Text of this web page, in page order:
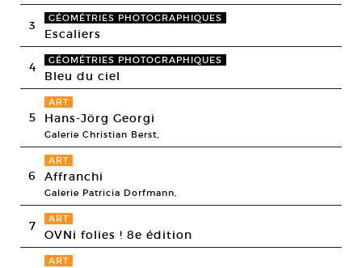
3 GÉOMÉTRIES PHOTOGRAPHIQUES
Escaliers
4 GÉOMÉTRIES PHOTOGRAPHIQUES
Bleu du ciel
5
ART
Hans-Jörg Georgi
Galerie Christian Berst,
6
ART
Affranchi
Galerie Patricia Dorfmann,
7 ART
OVNi folies ! 8e édition
ART